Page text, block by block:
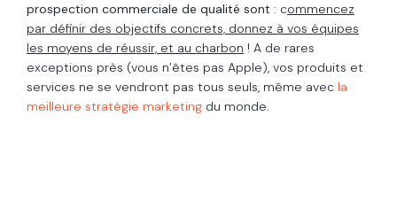
prospection commerciale de qualité sont : commencez
par définir des objectifs concrets, donnez à vos équipes
les moyens de réussir, et au charbon ! A de rares
exceptions près (vous n’êtes pas Apple), vos produits et
services ne se vendront pas tous seuls, même avec la
meilleure stratégie marketing du monde.